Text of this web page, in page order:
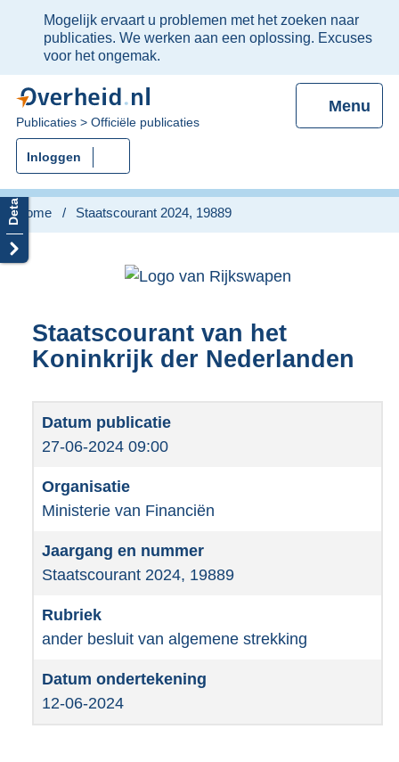
Ter
informatie:
Mogelijk ervaart u problemen met het zoeken naar
publicaties. We werken aan een oplossing. Excuses
voor het ongemak.
Menu
U
bent
nu
hier:
Publicaties Officiële publicaties
Inloggen
Home Staatscourant 2024, 19889
Staatscourant van het
Koninkrijk der Nederlanden
27-06-2024 09:00
Ministerie van Financiën
Staatscourant 2024, 19889
ander besluit van algemene strekking
12-06-2024